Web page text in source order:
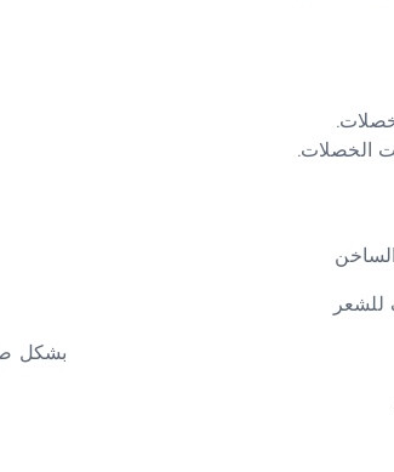
الخصلات.
لم يتم إجراؤه بشكل